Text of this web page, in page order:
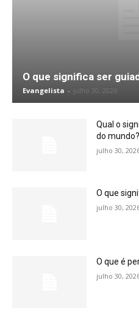
O que significa ser
Evangelista - julho 30, 2026
Qual o
do mundo?
julho 30,
O que
julho 30,
O que é
julho 30,